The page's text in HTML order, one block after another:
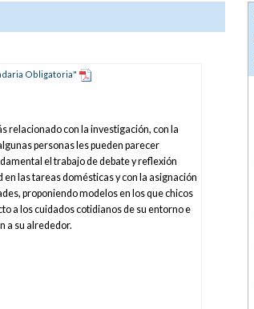
Obligatoria"
relacionado con la investigación, con la
personas les pueden parecer
el trabajo de debate y reflexión
las tareas domésticas y con la asignación
proponiendo modelos en los que chicos
a los cuidados cotidianos de su entorno e
a su alrededor.